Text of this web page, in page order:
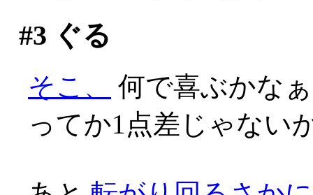
#3 ぐる
そこ、
何で喜ぶかな
ってか1点差じゃない